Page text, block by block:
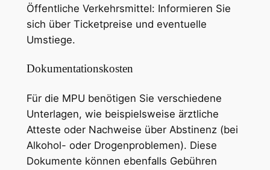
Öffentliche Verkehrsmittel: Informieren Sie
sich über Ticketpreise und eventuelle
Umstiege.
Dokumentationskosten
Für die MPU benötigen Sie verschiedene
Unterlagen, wie beispielsweise ärztliche
Atteste oder Nachweise über Abstinenz (bei
Alkohol- oder Drogenproblemen). Diese
Dokumente können ebenfalls Gebühren